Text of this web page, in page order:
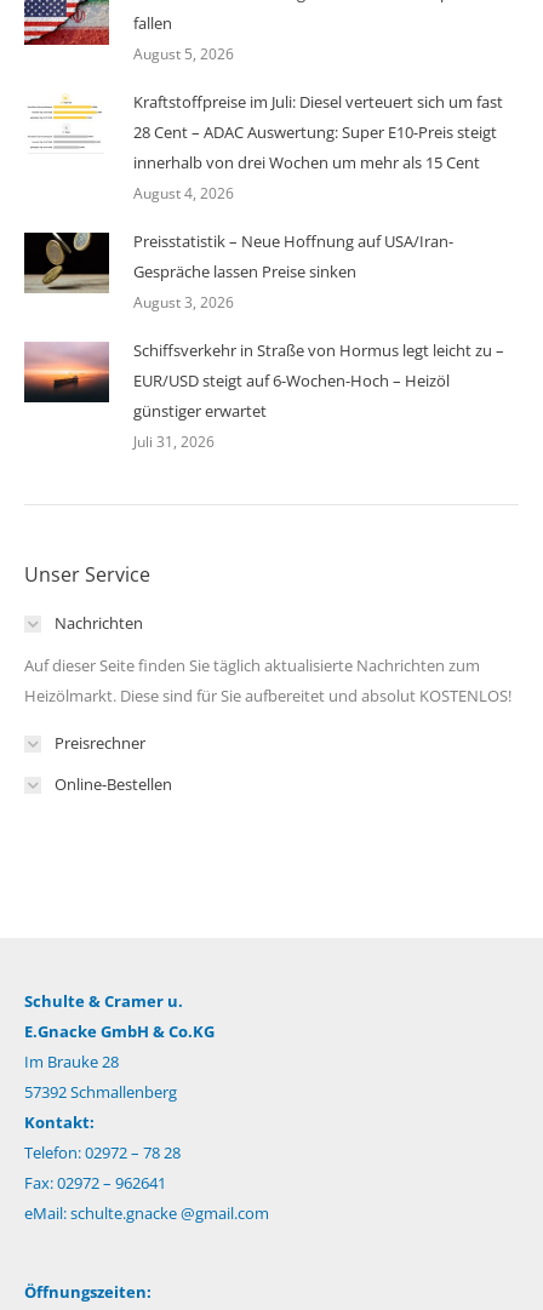
fallen
August 5, 2026
Kraftstoffpreise im Juli: Diesel verteuert sich um fast
28 Cent – ADAC Auswertung: Super E10-Preis steigt
innerhalb von drei Wochen um mehr als 15 Cent
August 4, 2026
Preisstatistik – Neue Hoffnung auf USA/Iran-
Gespräche lassen Preise sinken
August 3, 2026
Schiffsverkehr in Straße von Hormus legt leicht zu –
EUR/USD steigt auf 6-Wochen-Hoch – Heizöl
günstiger erwartet
Juli 31, 2026
Unser Service
Nachrichten
Auf dieser Seite finden Sie täglich aktualisierte Nachrichten zum
Heizölmarkt. Diese sind für Sie aufbereitet und absolut KOSTENLOS!
Preisrechner
Online-Bestellen
Schulte & Cramer u.
E.Gnacke GmbH & Co.KG
Im Brauke 28
57392 Schmallenberg
Kontakt:
Telefon: 02972 – 78 28
Fax: 02972 – 962641
eMail:schulte.gnacke @gmail.com
Öffnungszeiten: